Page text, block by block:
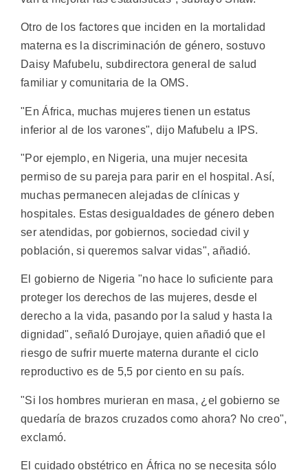
Otro de los factores que inciden en la mortalidad
materna es la discriminación de género, sostuvo
Daisy Mafubelu, subdirectora general de salud
familiar y comunitaria de la OMS.
"En África, muchas mujeres tienen un estatus
inferior al de los varones", dijo Mafubelu a IPS.
"Por ejemplo, en Nigeria, una mujer necesita
permiso de su pareja para parir en el hospital. Así,
muchas permanecen alejadas de clínicas y
hospitales. Estas desigualdades de género deben
ser atendidas, por gobiernos, sociedad civil y
población, si queremos salvar vidas", añadió.
El gobierno de Nigeria "no hace lo suficiente para
proteger los derechos de las mujeres, desde el
derecho a la vida, pasando por la salud y hasta la
dignidad", señaló Durojaye, quien añadió que el
riesgo de sufrir muerte materna durante el ciclo
reproductivo es de 5,5 por ciento en su país.
"Si los hombres murieran en masa, ¿el gobierno se
quedaría de brazos cruzados como ahora? No creo",
exclamó.
El cuidado obstétrico en África no se necesita sólo